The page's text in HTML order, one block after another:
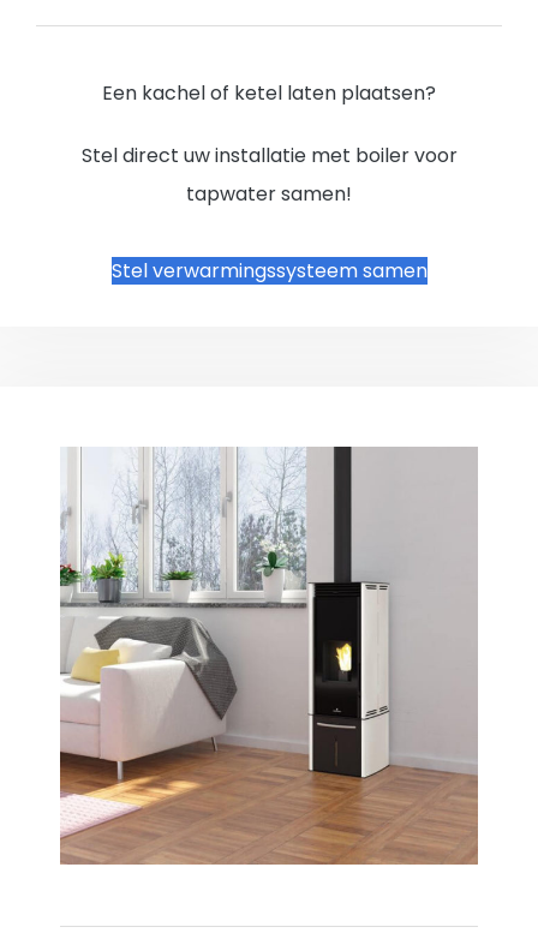
Een kachel of ketel laten plaatsen?
Stel direct uw installatie met boiler voor
tapwater samen!
Stel verwarmingssysteem samen